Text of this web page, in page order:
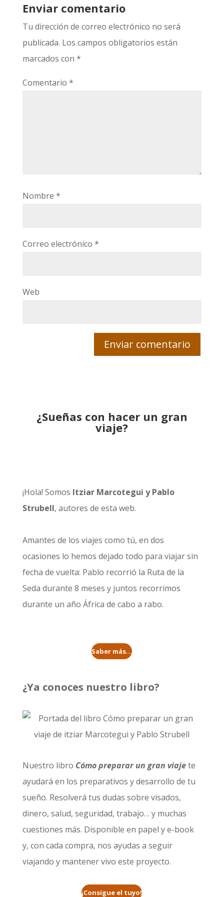
Enviar comentario
Tu dirección de correo electrónico no será
publicada. Los campos obligatorios están
marcados con *
Comentario *
Nombre *
Correo electrónico *
Web
¿Sueñas con hacer un gran
viaje?
¡Hola! Somos Itziar Marcotegui y Pablo
Strubell, autores de esta web.
Amantes de los viajes como tú, en dos
ocasiones lo hemos dejado todo para viajar sin
fecha de vuelta: Pablo recorrió la Ruta de la
Seda durante 8 meses y juntos recorrimos
durante un año África de cabo a rabo.
Saber más...
¿Ya conoces nuestro libro?
Nuestro libro Cómo preparar un gran viajete
ayudará en los preparativos y desarrollo de tu
sueño. Resolverá tus dudas sobre visados,
dinero, salud, seguridad, trabajo… y muchas
cuestiones más. Disponible en papel y e-book
y, con cada compra, nos ayudas a seguir
viajando y mantener vivo este proyecto.
¡Consigue el tuyo!